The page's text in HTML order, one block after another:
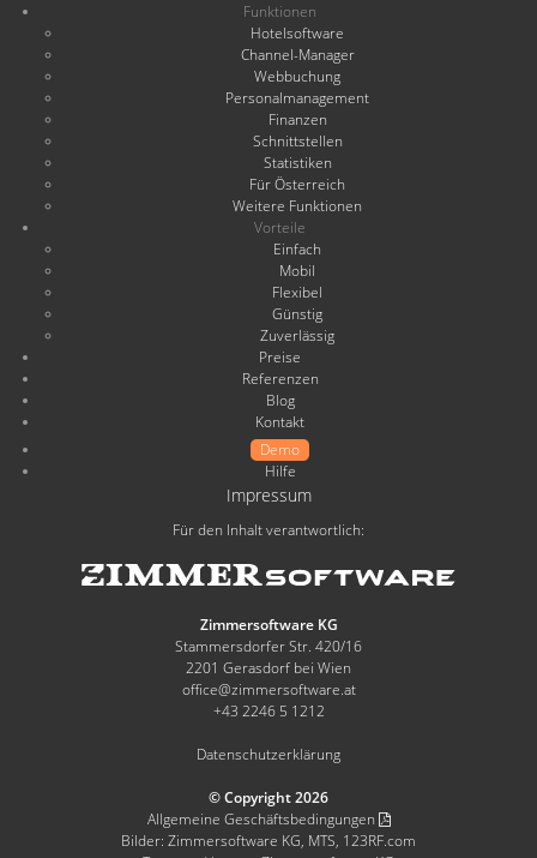
Funktionen
Hotelsoftware
Channel-Manager
Webbuchung
Personalmanagement
Finanzen
Schnittstellen
Statistiken
Für Österreich
Weitere Funktionen
Vorteile
Einfach
Mobil
Flexibel
Günstig
Zuverlässig
Preise
Referenzen
Blog
Kontakt
Demo
Hilfe
Impressum
Für den Inhalt verantwortlich:
Zimmersoftware KG
Stammersdorfer Str. 420/16
2201 Gerasdorf bei Wien
office@zimmersoftware.at
+43 2246 5 1212
Datenschutzerklärung
© Copyright 2026
Allgemeine Geschäftsbedingungen
Bilder: Zimmersoftware KG, MTS, 123RF.com